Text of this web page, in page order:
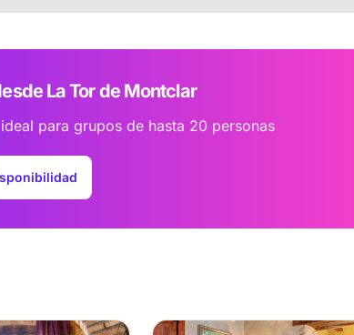
La Tor de Montclar
para grupos de hasta 20 personas